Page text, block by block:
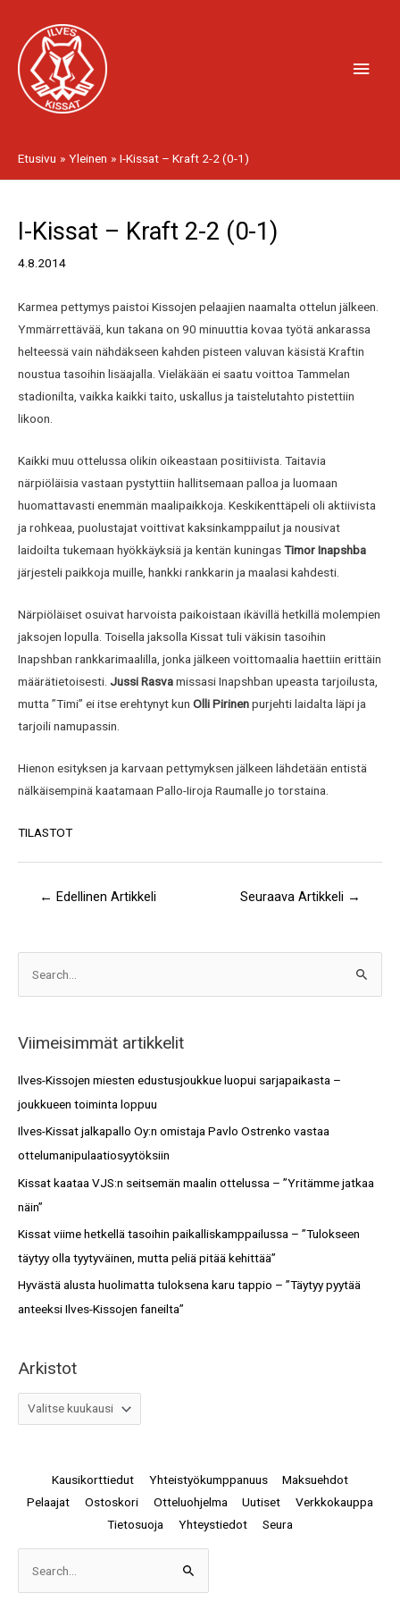
sisältöön
Etusivu Yleinen I-Kissat – Kraft 2-2 (0-1)
I-Kissat – Kraft 2-2 (0-1)
4.8.2014
Karmea pettymys paistoi Kissojen pelaajien naamalta ottelun jälkeen.
Ymmärrettävää, kun takana on 90 minuuttia kovaa työtä ankarassa
helteessä vain nähdäkseen kahden pisteen valuvan käsistä Kraftin
noustua tasoihin lisäajalla. Vieläkään ei saatu voittoa Tammelan
stadionilta, vaikka kaikki taito, uskallus ja taistelutahto pistettiin
likoon.
Kaikki muu ottelussa olikin oikeastaan positiivista. Taitavia
närpiöläisia vastaan pystyttiin hallitsemaan palloa ja luomaan
huomattavasti enemmän maalipaikkoja. Keskikenttäpeli oli aktiivista
ja rohkeaa, puolustajat voittivat kaksinkamppailut ja nousivat
laidoilta tukemaan hyökkäyksiä ja kentän kuningasTimor Inapshba
järjesteli paikkoja muille, hankki rankkarin ja maalasi kahdesti.
Närpiöläiset osuivat harvoista paikoistaan ikävillä hetkillä molempien
jaksojen lopulla. Toisella jaksolla Kissat tuli väkisin tasoihin
Inapshban rankkarimaalilla, jonka jälkeen voittomaalia haettiin erittäin
määrätietoisesti. Jussi Rasvamissasi Inapshban upeasta tarjoilusta,
mutta ”Timi” ei itse erehtynyt kun Olli Pirinenpurjehti laidalta läpi ja
tarjoili namupassin.
Hienon esityksen ja karvaan pettymyksen jälkeen lähdetään entistä
nälkäisempinä kaatamaan Pallo-Iiroja Raumalle jo torstaina.
TILASTOT
selaus
← Edellinen Artikkeli Seuraava Artikkeli →
c
h
Viimeisimmät artikkelit
Ilves-Kissojen miesten edustusjoukkue luopui sarjapaikasta –
joukkueen toiminta loppuu
Ilves-Kissat jalkapallo Oy:n omistaja Pavlo Ostrenko vastaa
ottelumanipulaatiosyytöksiin
Kissat kaataa VJS:n seitsemän maalin ottelussa – ”Yritämme jatkaa
näin”
Kissat viime hetkellä tasoihin paikalliskamppailussa – ”Tulokseen
täytyy olla tyytyväinen, mutta peliä pitää kehittää”
Hyvästä alusta huolimatta tuloksena karu tappio – ”Täytyy pyytää
anteeksi Ilves-Kissojen faneilta”
Arkistot
i
t
o
t
Kausikorttiedut Yhteistyökumppanuus
Maksuehdot
Pelaajat
Ostoskori Otteluohjelma Uutiset
Verkkokauppa
Tietosuoja
Yhteystiedot Seura
Search
for: